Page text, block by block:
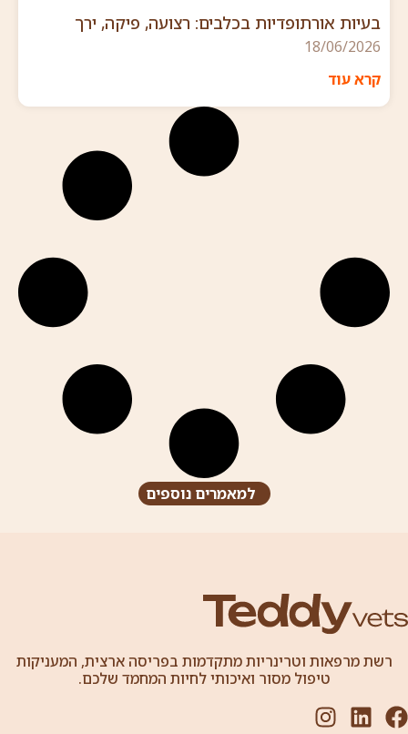
בעיות אורתופדיות בכלבים: רצועה, פיקה, ירך
18/06/2026
קרא עוד
למאמרים נוספים
רשת מרפאות וטרינריות מתקדמות בפריסה ארצית, המעניקות
טיפול מסור ואיכותי לחיות המחמד שלכם.